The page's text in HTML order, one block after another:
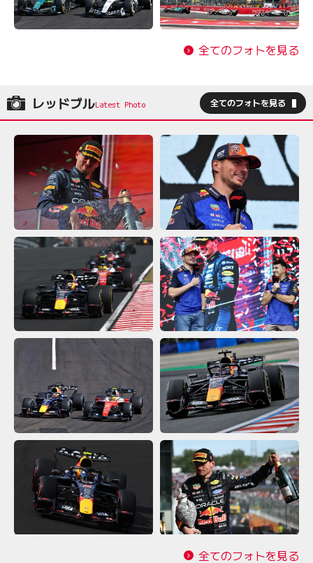
全てのフォトを見る
レッドブル 全てのフォトを見る
全てのフォトを見る